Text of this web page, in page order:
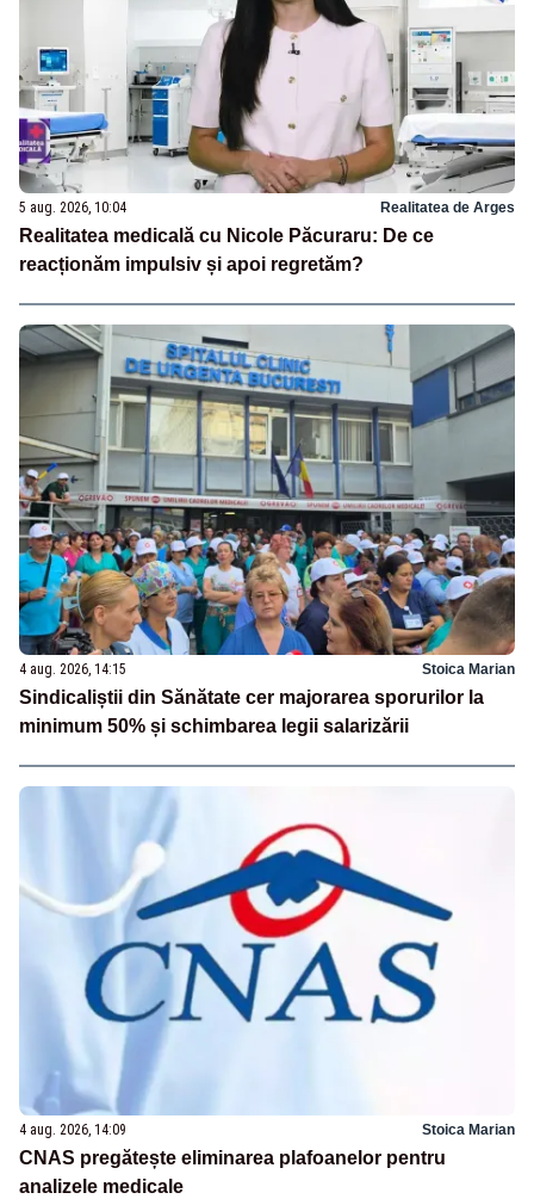
5 aug. 2026, 10:04 Realitatea de Arges
Realitatea medicală cu Nicole Păcuraru: De ce
reacționăm impulsiv și apoi regretăm?
4 aug. 2026, 14:15 Stoica Marian
Sindicaliștii din Sănătate cer majorarea sporurilor la
minimum 50% și schimbarea legii salarizării
4 aug. 2026, 14:09 Stoica Marian
CNAS pregătește eliminarea plafoanelor pentru
analizele medicale